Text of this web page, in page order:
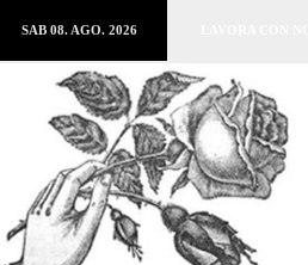
SAB 08. AGO. 2026